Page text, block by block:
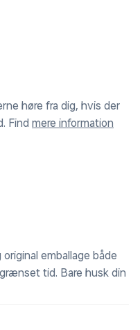
høre fra dig, hvis der
Find mere information
emballage både
tid. Bare husk din